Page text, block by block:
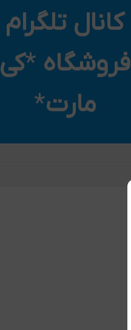
کانال تلگرام
فروشگاه *کی
مارت*